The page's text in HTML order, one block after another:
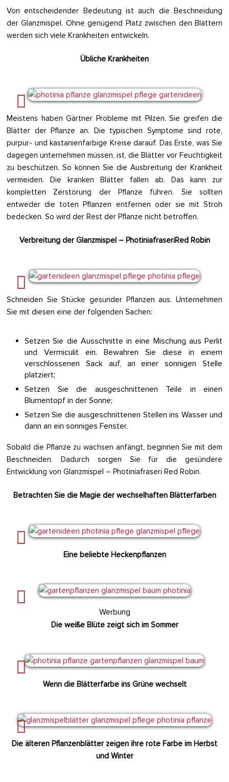
Von entscheidender Bedeutung ist auch die Beschneidung
der Glanzmispel. Ohne genügend Platz zwischen den Blättern
werden sich viele Krankheiten entwickeln.
Übliche Krankheiten
Meistens haben Gärtner Probleme mit Pilzen. Sie greifen die
Blätter der Pflanze an. Die typischen Symptome sind rote,
purpur- und kastanienfarbige Kreise darauf. Das Erste, was Sie
dagegen unternehmen müssen, ist, die Blätter vor Feuchtigkeit
zu beschützen. So können Sie die Ausbreitung der Krankheit
vermeiden. Die kranken Blätter fallen ab. Das kann zur
kompletten Zerstörung der Pflanze führen. Sie sollten
entweder die toten Pflanzen entfernen oder sie mit Stroh
bedecken. So wird der Rest der Pflanze nicht betroffen.
Verbreitung der Glanzmispel – PhotiniafraseriRed Robin
Schneiden Sie Stücke gesunder Pflanzen aus. Unternehmen
Sie mit diesen eine der folgenden Sachen:
Setzen Sie die Ausschnitte in eine Mischung aus Perlit
und Vermiculit ein. Bewahren Sie diese in einem
verschlossenen Sack auf, an einer sonnigen Stelle
platziert;
Setzen Sie die ausgeschnittenen Teile in einen
Blumentopf in der Sonne;
Setzen Sie die ausgeschnittenen Stellen ins Wasser und
dann an ein sonniges Fenster.
Sobald die Pflanze zu wachsen anfängt, beginnen Sie mit dem
Beschneiden. Dadurch sorgen Sie für die gesündere
Entwicklung von Glanzmispel – Photiniafraseri Red Robin.
Betrachten Sie die Magie der wechselhaften Blätterfarben
Eine beliebte Heckenpflanzen
Werbung
Die weiße Blüte zeigt sich im Sommer
Wenn die Blätterfarbe ins Grüne wechselt
Die älteren Pflanzenblätter zeigen ihre rote Farbe im Herbst
und Winter